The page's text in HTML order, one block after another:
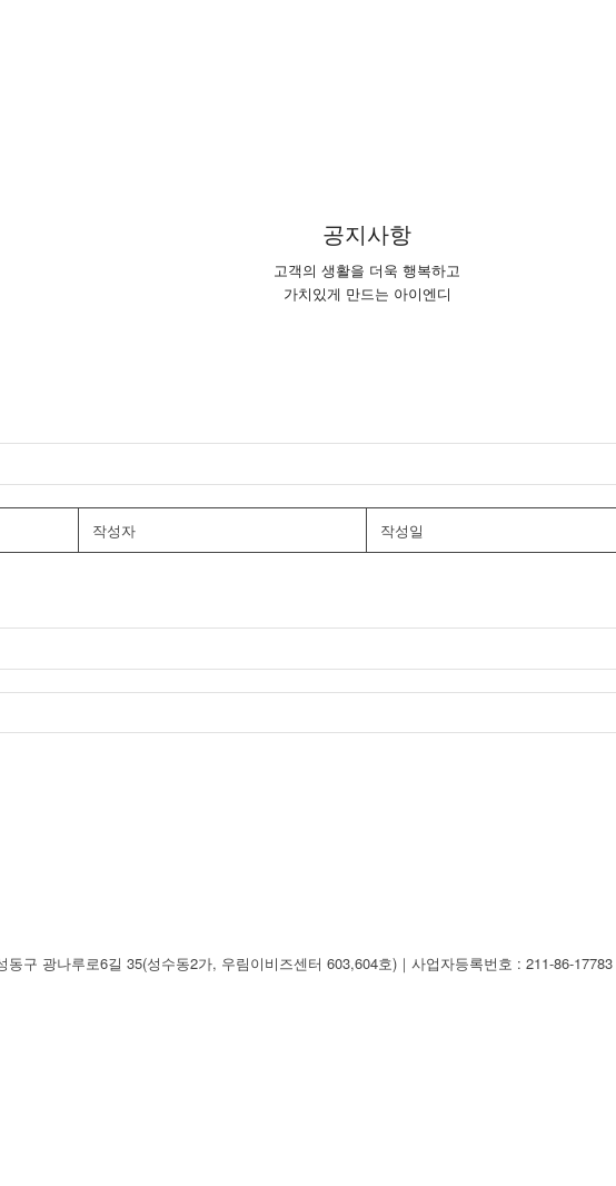
공지사항
고객의 생활을 더욱 행복하고
가치있게 만드는 아이엔디
작성자 작성일
구 광나루로6길 35(성수동2가, 우림이비즈센터 603,604호)｜사업자등록번호 : 211-86-17783